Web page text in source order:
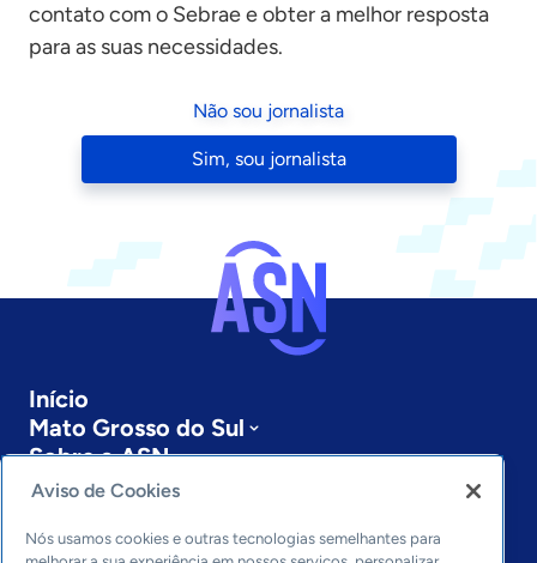
contato com o Sebrae e obter a melhor resposta
para as suas necessidades.
Não sou jornalista
Sim, sou jornalista
Início
Mato Grosso do Sul
Sobre a ASN
Últimas notícias
Editorias
Aviso de Cookies
Nós usamos cookies e outras tecnologias semelhantes para